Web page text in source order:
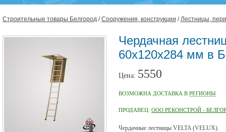
Строительные товары Белгород /Сооружения, конструкции /Лестницы,
Чердачная
60х120х284 мм в
Цена: 5550
ВОЗМОЖНА ДОСТАВКА В РЕГИОНЫ
ПРОДАВЕЦ: ООО РЕКОНСТРОЙ -
Чердачные лестницы VELTA (VELUX).